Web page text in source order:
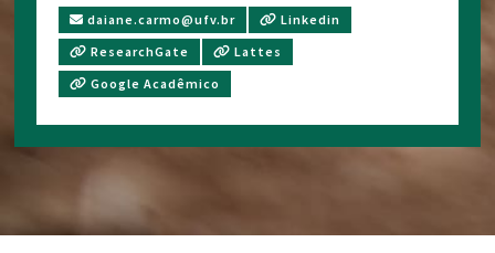
daiane.carmo@ufv.br
Linkedin
ResearchGate
Lattes
Google Acadêmico